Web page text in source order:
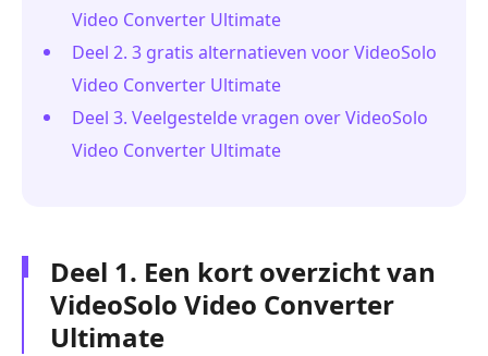
Video Converter Ultimate
Deel 2. 3 gratis alternatieven voor VideoSolo
Video Converter Ultimate
Deel 3. Veelgestelde vragen over VideoSolo
Video Converter Ultimate
Deel 1. Een kort overzicht van
VideoSolo Video Converter
Ultimate